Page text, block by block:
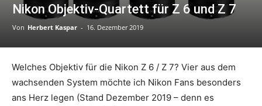
Nikon Objektiv-Quartett für Z 6 und Z 7
Von Herbert Kaspar - 16. Dezember 2019
Welches Objektiv für die Nikon Z 6 / Z 7? Vier aus dem
wachsenden System möchte ich Nikon Fans besonders
ans Herz legen (Stand Dezember 2019 – denn es